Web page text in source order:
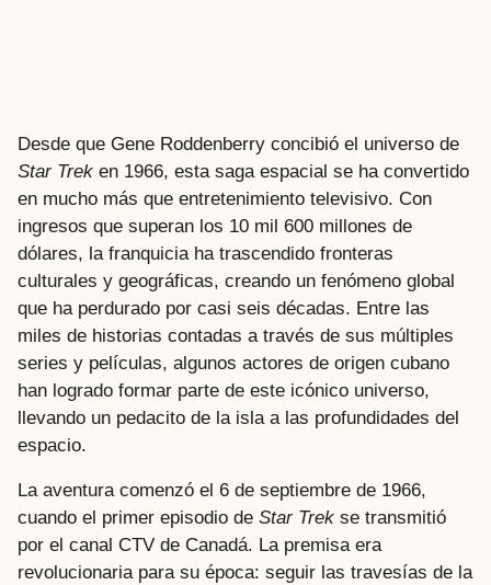
Desde que Gene Roddenberry concibió el universo de
Star Trek en 1966, esta saga espacial se ha convertido
en mucho más que entretenimiento televisivo. Con
ingresos que superan los 10 mil 600 millones de
dólares, la franquicia ha trascendido fronteras
culturales y geográficas, creando un fenómeno global
que ha perdurado por casi seis décadas. Entre las
miles de historias contadas a través de sus múltiples
series y películas, algunos actores de origen cubano
han logrado formar parte de este icónico universo,
llevando un pedacito de la isla a las profundidades del
espacio.
La aventura comenzó el 6 de septiembre de 1966,
cuando el primer episodio de Star Trek se transmitió
por el canal CTV de Canadá. La premisa era
revolucionaria para su época: seguir las travesías de la